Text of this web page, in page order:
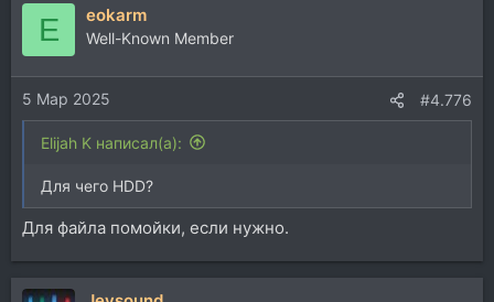
E eokarm
Well-Known Member
5 Мар 2025 #4.776
Elijah K написал(а):
Для чего HDD?
Для файла помойки, если нужно.